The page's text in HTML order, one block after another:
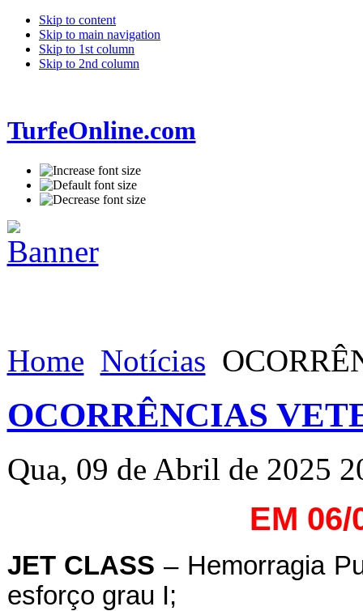
Skip to content
Skip to main navigation
Skip to 1st column
Skip to 2nd column
TurfeOnline.com
Home Notícias
OCORRÊNCIAS
Qua, 09 de Abril de 2025
EM 06/
JET CLASS – Hemorragia
esforço grau I;